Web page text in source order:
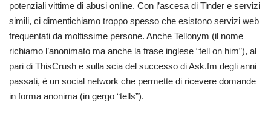
potenziali vittime di abusi online. Con l’ascesa di Tinder e servizi
simili, ci dimentichiamo troppo spesso che esistono servizi web
frequentati da moltissime persone. Anche Tellonym (il nome
richiamo l’anonimato ma anche la frase inglese “tell on him”), al
pari di ThisCrush e sulla scia del successo di Ask.fm degli anni
passati, è un social network che permette di ricevere domande
in forma anonima (in gergo “tells”).